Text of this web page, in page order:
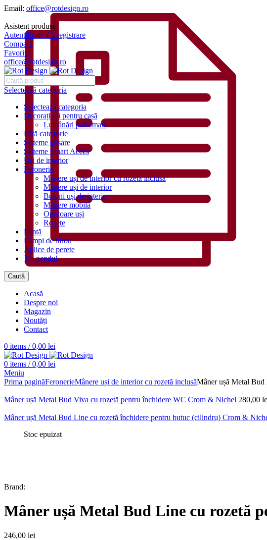
Email: office@rotdesign.ro
Asistent produse
Autentificare / Înregistrare
Compară
Favorite
office@rotdesign.ro
Selectează categoria
Selectează categoria
Decorațiuni pentru casă
Lumânări parfumate
Fără categorie
Sisteme glisare
Sisteme Smart Acces
Uși de interior
Feronerie
Mânere uși de interior cu rozetă inclusă
Mânere uși de interior
Butoni uși de interior
Mânere mobilă
Opritoare uși
Rozete
Plintă
Lămpi de birou
Aplice de perete
Tip pendul
Caută
Acasă
Despre noi
Magazin
Noutăți
Contact
0 items / 0,00 lei
0 items / 0,00 lei
Meniu
Prima paginăFeronerieMânere uși de interior cu rozetă inclusăMâner ușă Metal
Mâner ușă Metal Bud Viva cu rozetă pentru închidere WC Crom & Nichel 280,00
Mâner ușă Metal Bud Line cu rozetă închidere pentru butuc (cilindru) Crom &
Stoc epuizat
Brand:
Mâner ușă Metal Bud Line cu rozetă
246,00 lei